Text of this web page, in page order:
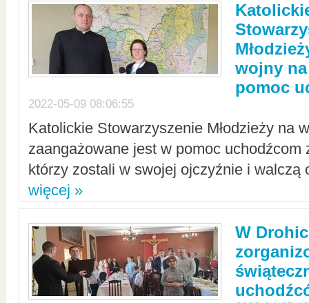
wojny
pomoc
2022-05-09 08:06:55
Katolickie Stowarzyszenie Młodzieży na
zaangażowane jest w pomoc uchodźcom
którzy zostali w swojej ojczyźnie i walczą
więcej »
W